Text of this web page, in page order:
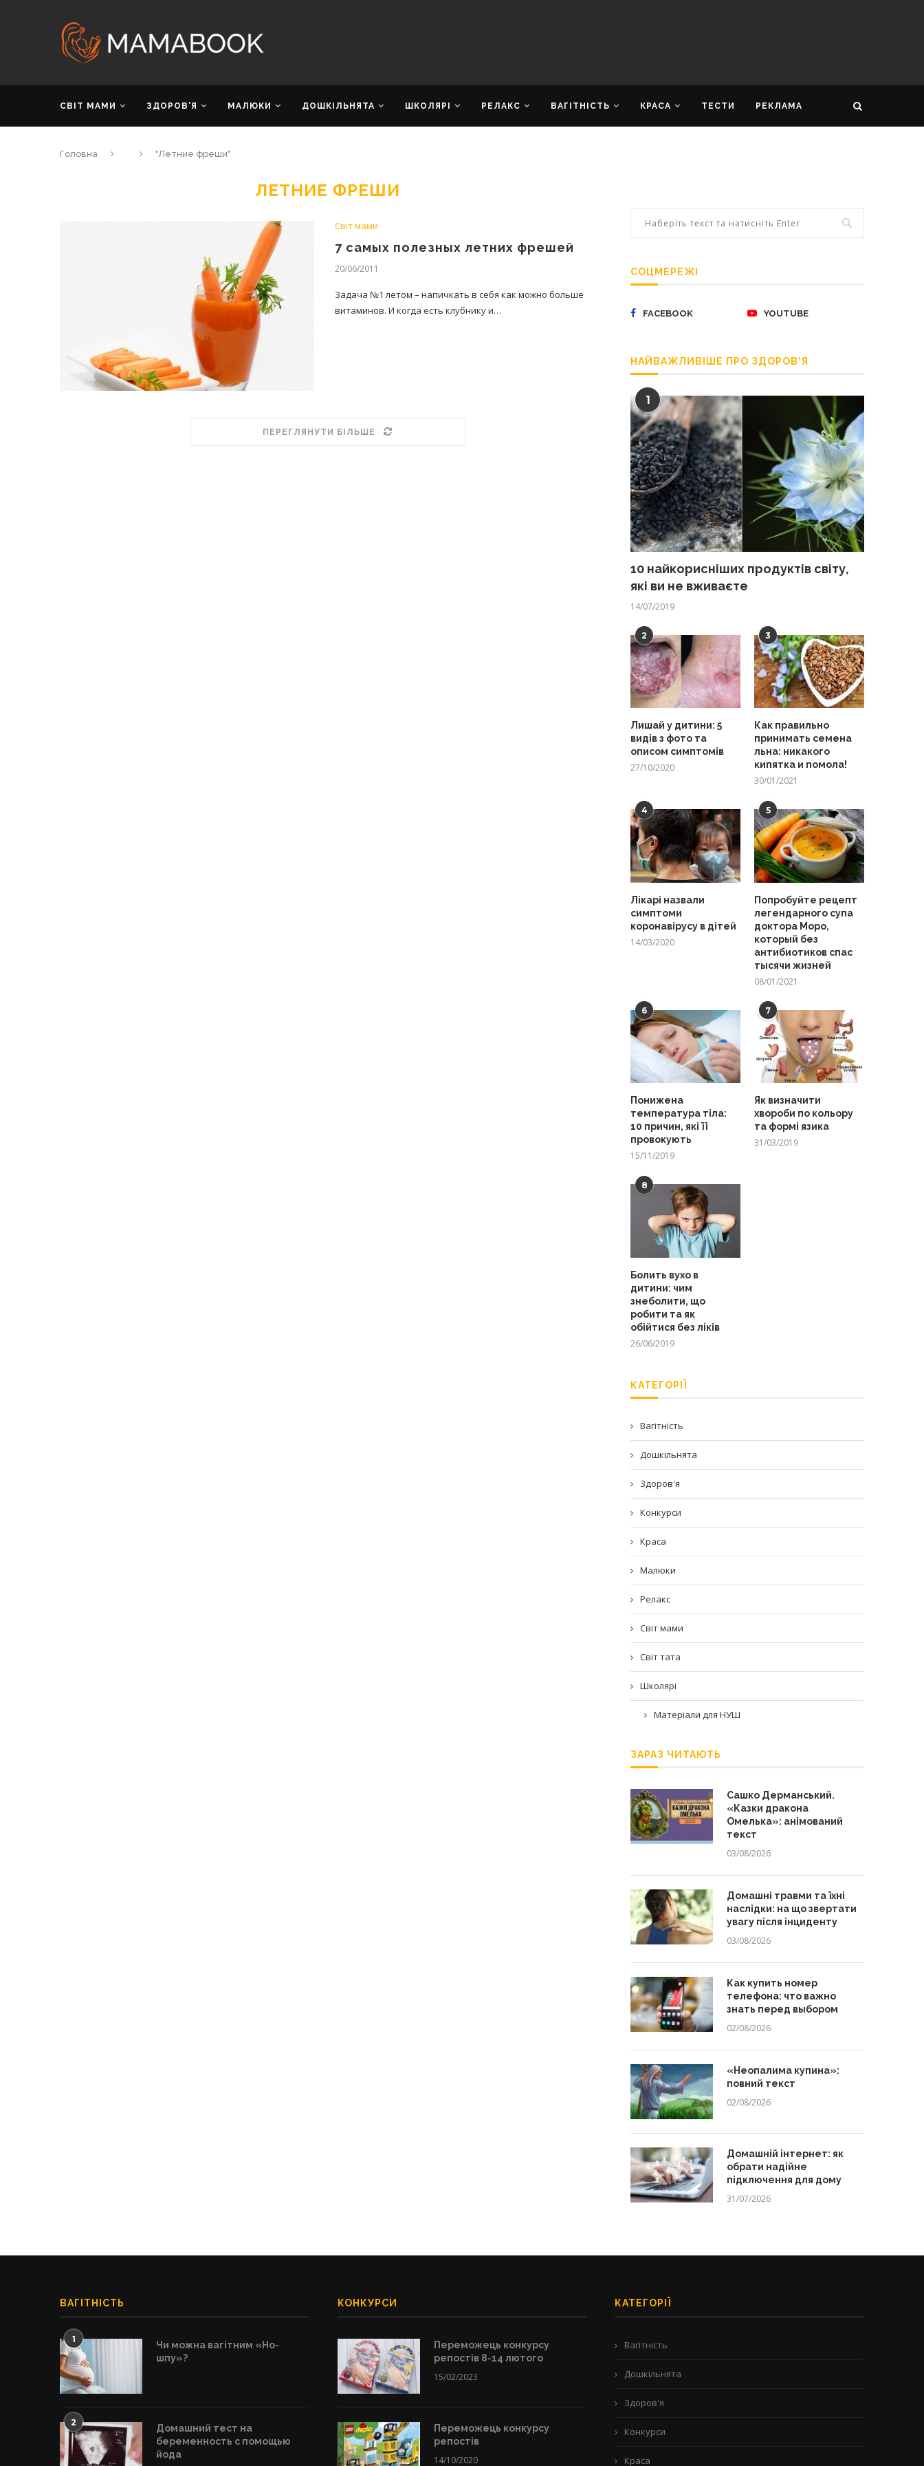
СВІТ МАМИ ЗДОРОВ’Я МАЛЮКИ ДОШКІЛЬНЯТА ШКОЛЯРІ РЕЛАКС ВАГІТНІСТЬ КРАСА ТЕСТИ РЕКЛАМА
Головна "Летние фреши"
ЛЕТНИЕ ФРЕШИ
Світ мами
7 самых полезных летних фрешей
20/06/2011
Задача №1 летом – напичкать в себя как можно больше
витаминов. И когда есть клубнику и…
ПЕРЕГЛЯНУТИ БІЛЬШЕ
СОЦМЕРЕЖІ
FACEBOOK YOUTUBE
НАЙВАЖЛИВІШЕ ПРО ЗДОРОВ’Я
1
10 найкорисніших продуктів світу,
які ви не вживаєте
14/07/2019
2
Лишай у дитини: 5
видів з фото та
описом симптомів
27/10/2020
3
Как правильно
принимать семена
льна: никакого
кипятка и помола!
30/01/2021
4
Лікарі назвали
симптоми
коронавірусу в дітей
14/03/2020
5
Попробуйте рецепт
легендарного супа
доктора Моро,
который без
антибиотиков спас
тысячи жизней
08/01/2021
6
Понижена
температура тіла:
10 причин, які її
провокують
15/11/2019
7
Як визначити
хвороби по кольору
та формі язика
31/03/2019
8
Болить вухо в
дитини: чим
знеболити, що
робити та як
обійтися без ліків
26/06/2019
КАТЕГОРІЇ
Вагітність
Дошкільнята
Здоров'я
Конкурси
Краса
Малюки
Релакс
Світ мами
Світ тата
Школярі
Матеріали для НУШ
ЗАРАЗ ЧИТАЮТЬ
Сашко Дерманський.
«Казки дракона
Омелька»: анімований
текст
03/08/2026
Домашні травми та їхні
наслідки: на що звертати
увагу після інциденту
03/08/2026
Как купить номер
телефона: что важно
знать перед выбором
02/08/2026
«Неопалима купина»:
повний текст
02/08/2026
Домашній інтернет: як
обрати надійне
підключення для дому
31/07/2026
ВАГІТНІСТЬ
1
Чи можна вагітним «Но-
шпу»?
2
Домашний тест на
беременность с помощью
йода
КОНКУРСИ
Переможець конкурсу
репостів 8-14 лютого
15/02/2023
Переможець конкурсу
репостів
14/10/2020
КАТЕГОРІЇ
Вагітність
Дошкільнята
Здоров'я
Конкурси
Краса